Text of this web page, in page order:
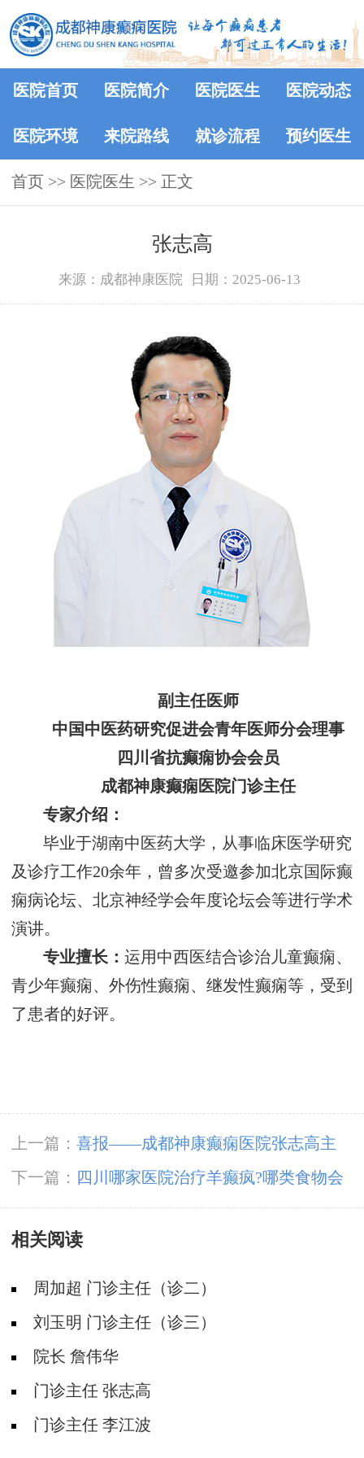
医院首页 医院简介 医院医生 医院动态
医院环境 来院路线 就诊流程 预约医生
首页 >> 医院医生 >> 正文
张志高
来源：成都神康医院 日期：2025-06-13
副主任医师
中国中医药研究促进会青年医师分会理事
四川省抗癫痫协会会员
成都神康癫痫医院门诊主任
专家介绍：
毕业于湖南中医药大学，从事临床医学研究
及诊疗工作20余年，曾多次受邀参加北京国际癫
痫病论坛、北京神经学会年度论坛会等进行学术
演讲。
专业擅长：运用中西医结合诊治儿童癫痫、
青少年癫痫、外伤性癫痫、继发性癫痫等，受到
了患者的好评。
上一篇： 喜报——成都神康癫痫医院张志高主
任、李江波主任、豆晓峰主任荣膺中国抗癫痫协
会会员
下一篇：
四川哪家医院治疗羊癫疯?哪类食物会
诱发癫痫病发作?
相关阅读
周加超 门诊主任（诊二）
刘玉明 门诊主任（诊三）
院长 詹伟华
门诊主任 张志高
门诊主任 李江波